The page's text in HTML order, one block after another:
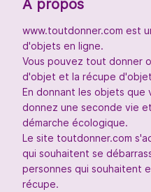
À propos
www.toutdonner.com est
d'objets en ligne.
Vous pouvez tout donner
d'objet et la récupe
En donnant les objets que
donnez une seconde vie
démarche écologique.
Le site toutdonner.com
qui souhaitent se
personnes qui souhaitent
récupe.